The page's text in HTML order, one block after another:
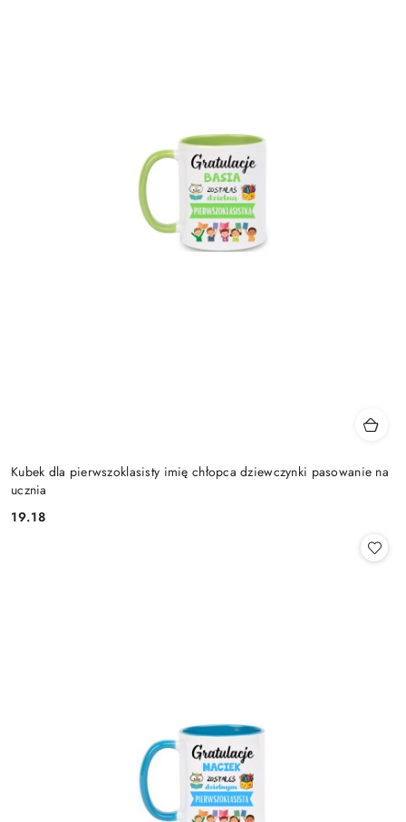
Kubek dla pierwszoklasisty imię chłopca dziewczynki pasowanie na
ucznia
Cena:
19.18